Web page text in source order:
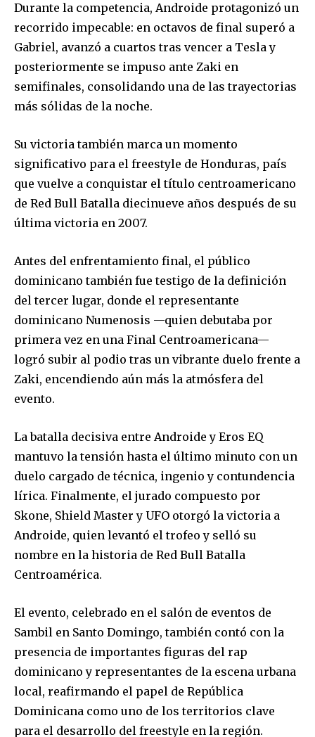
Durante la competencia, Androide protagonizó un
recorrido impecable: en octavos de final superó a
Gabriel, avanzó a cuartos tras vencer a Tesla y
posteriormente se impuso ante Zaki en
semifinales, consolidando una de las trayectorias
más sólidas de la noche.
Su victoria también marca un momento
significativo para el freestyle de Honduras, país
que vuelve a conquistar el título centroamericano
de Red Bull Batalla diecinueve años después de su
última victoria en 2007.
Antes del enfrentamiento final, el público
dominicano también fue testigo de la definición
del tercer lugar, donde el representante
dominicano Numenosis —quien debutaba por
primera vez en una Final Centroamericana—
logró subir al podio tras un vibrante duelo frente a
Zaki, encendiendo aún más la atmósfera del
evento.
La batalla decisiva entre Androide y Eros EQ
mantuvo la tensión hasta el último minuto con un
duelo cargado de técnica, ingenio y contundencia
lírica. Finalmente, el jurado compuesto por
Skone, Shield Master y UFO otorgó la victoria a
Androide, quien levantó el trofeo y selló su
nombre en la historia de Red Bull Batalla
Centroamérica.
El evento, celebrado en el salón de eventos de
Sambil en Santo Domingo, también contó con la
presencia de importantes figuras del rap
dominicano y representantes de la escena urbana
local, reafirmando el papel de República
Dominicana como uno de los territorios clave
para el desarrollo del freestyle en la región.